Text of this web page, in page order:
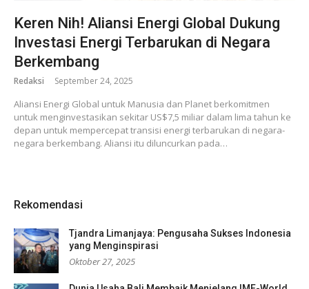
Keren Nih! Aliansi Energi Global Dukung
Investasi Energi Terbarukan di Negara
Berkembang
Redaksi September 24, 2025
Aliansi Energi Global untuk Manusia dan Planet berkomitmen
untuk menginvestasikan sekitar US$7,5 miliar dalam lima tahun ke
depan untuk mempercepat transisi energi terbarukan di negara-
negara berkembang. Aliansi itu diluncurkan pada…
Rekomendasi
Tjandra Limanjaya: Pengusaha Sukses Indonesia
yang Menginspirasi
Oktober 27, 2025